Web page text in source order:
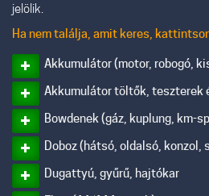
jelölik.
Ha nem találja, amit keres,
Akkumulátor (motor, robogó,
Akkumulátor töltők, teszterek
Bowdenek (gáz, kuplung, km-
Doboz (hátsó, oldalsó, konzol,
Dugattyú, gyűrű, hajtókar